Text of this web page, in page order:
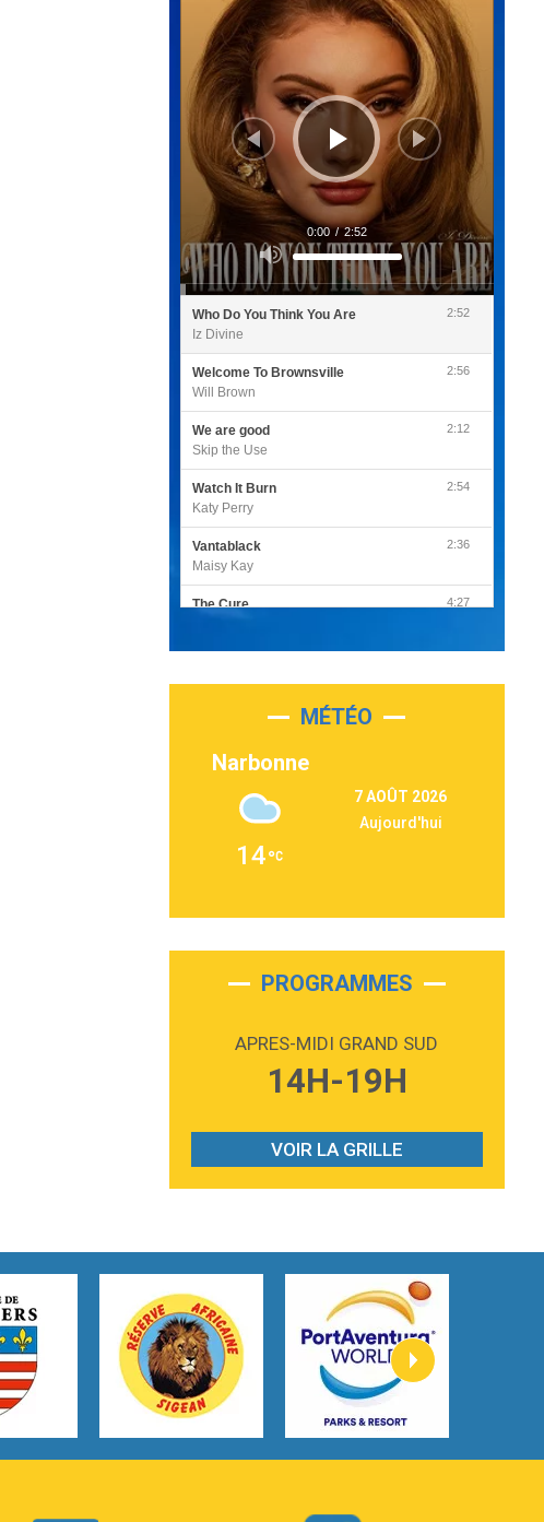
Utilisez
les
flèches
haut/bas
augmenter
le
volume.
0:00 / 2:52
Who Do You Think You Are
Iz Divine
2:52
Welcome To Brownsville
Will Brown
2:56
We are good
Skip the Use
2:12
Watch It Burn
Katy Perry
2:54
Vantablack
Maisy Kay
2:36
The Cure
4:27
Luke Combs
Second Chance
Martin Garrix & Ed Sheeran
Alex Warren
On My Soul
2:28
Phoebe Bridgers
Gracie Abrams
Heaven On Your Mind
Kygo
Heart On Fire
Lovecats
Hate that i made you love me
Ariana Grande –
MÉTÉO
Narbonne
14
7 AOÛT 2026
Aujourd'hui
PROGRAMMES
APRES-MIDI GRAND SUD
14H-19H
VOIR LA GRILLE